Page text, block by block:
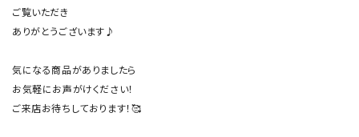
ご覧いただき
ありがとうございます♪
気になる商品がありましたら
お気軽にお声がけください！
ご来店お待ちしております！🥰